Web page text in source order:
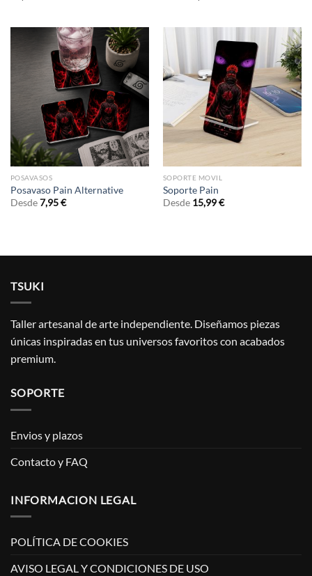
POSAVASOS
Posavaso Pain Alternative
Desde7,95€
SOPORTE MOVIL
Soporte Pain
Desde 15,99€
TSUKI
Taller artesanal de arte independiente. Diseñamos piezas
únicas inspiradas en tus universos favoritos con acabados
premium.
SOPORTE
Envios y plazos
Contacto y FAQ
INFORMACION LEGAL
POLÍTICA DE COOKIES
AVISO LEGAL Y CONDICIONES DE USO